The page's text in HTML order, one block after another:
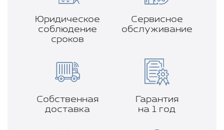
Юридическое
соблюдение
сроков
Сервисное
обслуживание
Собственная
доставка
Гарантия
на 1 год